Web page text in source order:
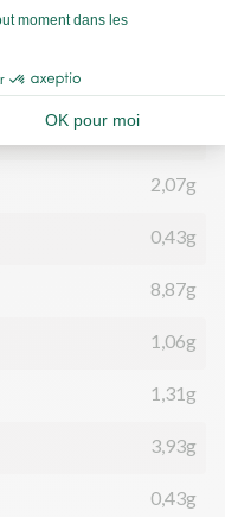
Pour 100g
73kCal
2,07g
0,43g
8,87g
1,06g
1,31g
3,93g
0,43g